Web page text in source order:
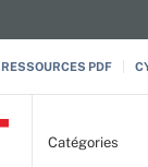
RESSOURCES PDF
Catégories